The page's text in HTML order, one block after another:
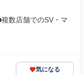
数店舗でのSV・マ
気になる